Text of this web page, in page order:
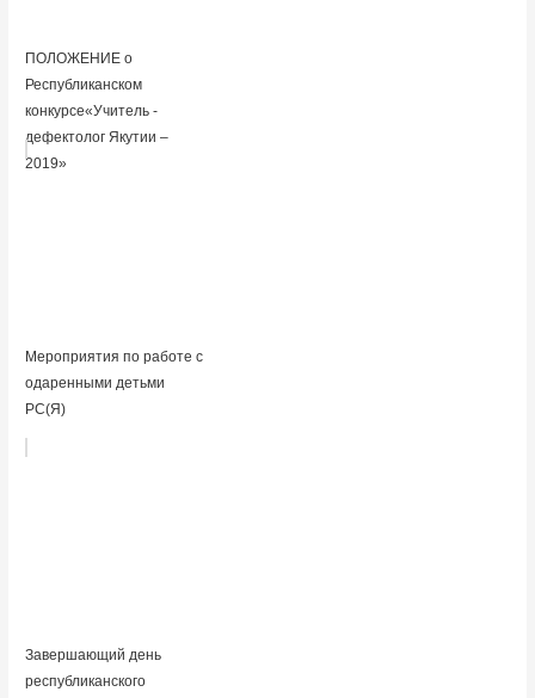
ПОЛОЖЕНИЕ о
Республиканском
конкурсе«Учитель -
дефектолог Якутии –
2019»
Мероприятия по работе с
одаренными детьми
РС(Я)
Завершающий день
республиканского